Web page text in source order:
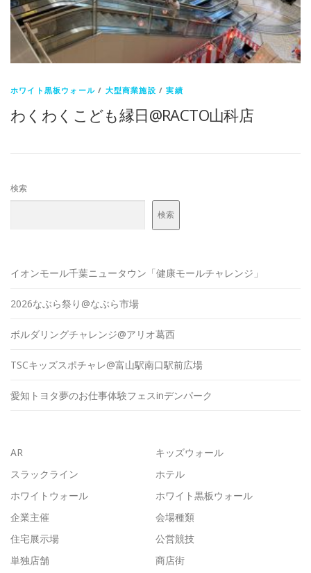
ホワイト黒板ウォール / 大型商業施設 /実績
わくわくこども縁日@RACTO山科店
検索
検索
イオンモール千葉ニュータウン「健康モールチャレンジ」
2026なぶら祭り@なぶら市場
ボルダリングチャレンジ@アリオ葛西
TSCキッズスポチャレ@富山駅南口駅前広場
愛知トヨタ夢のお仕事体験フェスinデンパーク
AR
キッズウォール
スラックライン
ホテル
ホワイトウォール
ホワイト黒板ウォール
企業主催
会場種類
住宅展示場
公営競技
単独店舗
商店街